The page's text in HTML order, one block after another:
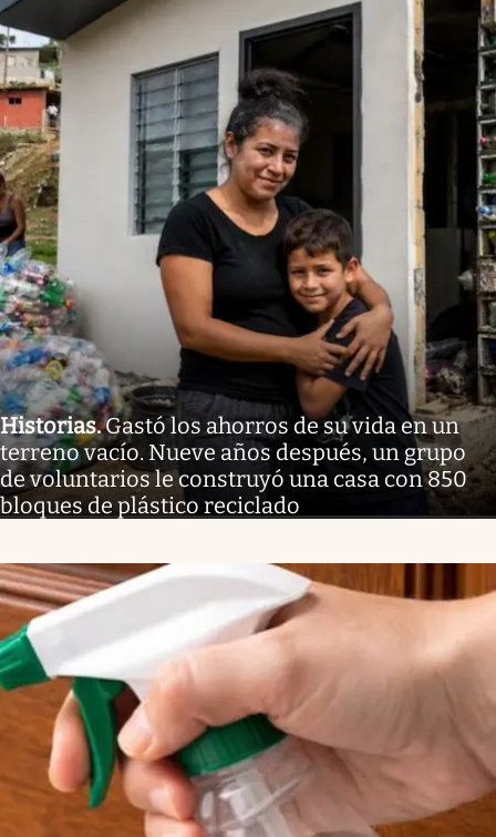
Historias.Gastó los ahorros de su vida en un
terreno vacío. Nueve años después, un grupo
de voluntarios le construyó una casa con 850
bloques de plástico reciclado